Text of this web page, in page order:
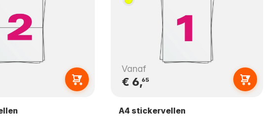
Vanaf
€ 6,65
A4 stickervellen